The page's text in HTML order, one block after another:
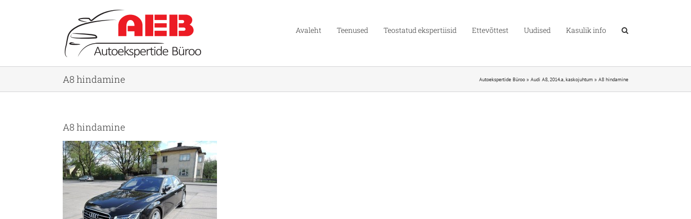
Avaleht Teenused Teostatud ekspertiisid Ettevõttest Uudised Kasulik info
A8 hindamine Autoekspertide Büroo » Audi A8, 2014.a, kaskojuhtum » A8 hindamine
A8 hindamine